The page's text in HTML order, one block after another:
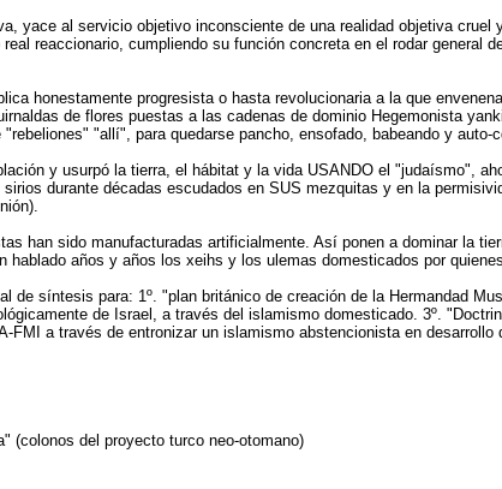
yace al servicio objetivo inconsciente de una realidad objetiva
reaccionario, cumpliendo su función concreta en el rodar
honestamente progresista o hasta revolucionaria a la que
de flores puestas a las cadenas de dominio Hegemonista
"allí", para quedarse pancho, ensofado, babeando y
y usurpó la tierra, el hábitat y la vida USANDO el "judaísmo",
durante décadas escudados en SUS mezquitas y en la
han sido manufacturadas artificialmente. Así ponen a dominar la
años y años los xeihs y los ulemas domesticados por
de síntesis para: 1º. "plan británico de creación de la Hermandad
de Israel, a través del islamismo domesticado. 3º.
FMI a través de entronizar un islamismo abstencionista en desarrollo
(colonos del proyecto turco neo-otomano)